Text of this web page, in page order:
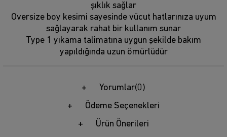
şıklık sağlar
Oversize boy kesimi sayesinde vücut hatlarınıza uyum
sağlayarak rahat bir kullanım sunar
Type 1 yıkama talimatına uygun şekilde bakım
yapıldığında uzun ömürlüdür
Yorumlar(0)
Ödeme Seçenekleri
Ürün Önerileri